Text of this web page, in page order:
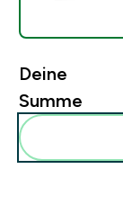
Deine
Summe